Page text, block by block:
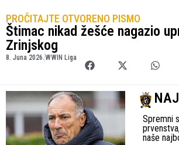
PROČITAJTE OTVORENO PISMO
Štimac nikad žešće nagazio
Zrinjskog
8. Juna 2026.WWIN Liga
Spremni
naše